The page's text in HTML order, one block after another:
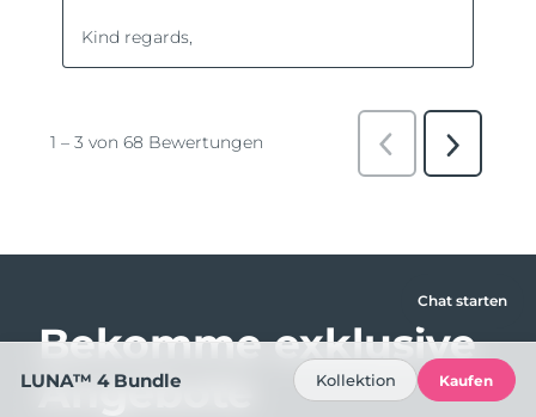
Bekomme exklusive
Angebote
Chat starten
LUNA™ 4 Bundle Kollektion Kaufen